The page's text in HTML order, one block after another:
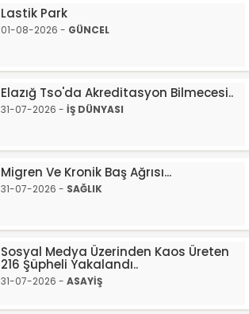
Lastik Park
01-08-2026 - GÜNCEL
Elazığ Tso'da Akreditasyon Bilmecesi..
31-07-2026 - İŞ DÜNYASI
Migren Ve Kronik Baş Ağrısı...
31-07-2026 - SAĞLIK
Sosyal Medya Üzerinden Kaos Üreten
216 Şüpheli Yakalandı..
31-07-2026 - ASAYİŞ